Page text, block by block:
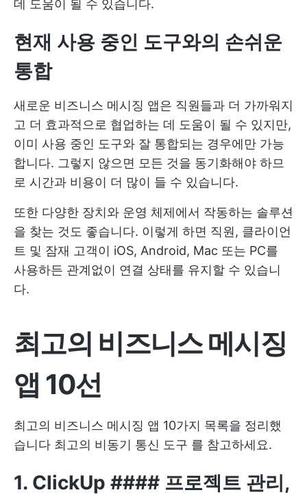
데 도움이 될 수 있습니다.
현재 사용 중인 도구와의 손쉬운
통합
새로운 비즈니스 메시징 앱은 직원들과 더 가까워지
고 더 효과적으로 협업하는 데 도움이 될 수 있지만,
이미 사용 중인 도구와 잘 통합되는 경우에만 가능
합니다. 그렇지 않으면 모든 것을 동기화해야 하므
로 시간과 비용이 더 많이 들 수 있습니다.
또한 다양한 장치와 운영 체제에서 작동하는 솔루션
을 찾는 것도 좋습니다. 이렇게 하면 직원, 클라이언
트 및 잠재 고객이 iOS, Android, Mac 또는 PC를
사용하든 관계없이 연결 상태를 유지할 수 있습니
다.
최고의 비즈니스 메시징
앱 10선
최고의 비즈니스 메시징 앱 10가지 목록을 정리했
습니다 최고의 비동기 통신 도구 를 참고하세요.
1. ClickUp #### 프로젝트 관리,